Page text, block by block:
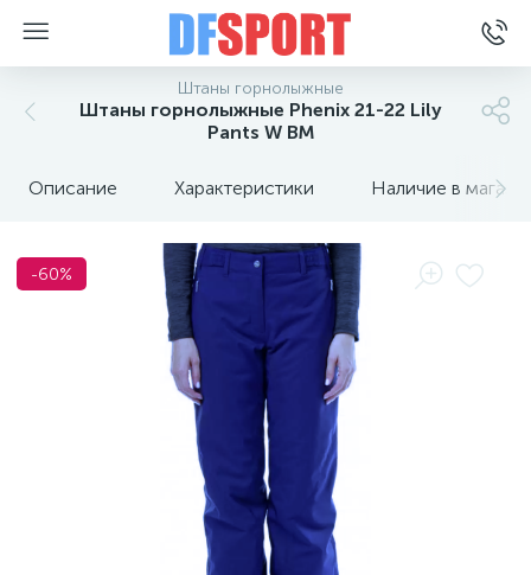
Штаны горнолыжные
Штаны горнолыжные Phenix 21-22 Lily
Pants W BM
Описание Характеристики Наличие в
-60%